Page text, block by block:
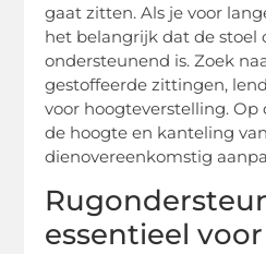
gaat zitten. Als je voor
het belangrijk dat de stoel
ondersteunend is. Zoek
gestoffeerde zittingen,
voor hoogteverstelling.
de hoogte en kanteling
dienovereenkomstig
essentieel